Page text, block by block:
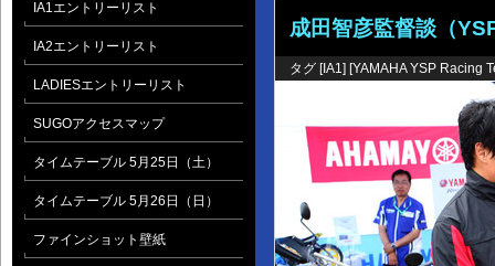
成田智彦監督談（
タグ [IA1] [YAMAHA YSP Racing
IA1エントリーリスト
IA2エントリーリスト
LADIESエントリーリスト
SUGOアクセスマップ
タイムテーブル 5月25日（土）
タイムテーブル 5月26日（日）
ファインショット壁紙